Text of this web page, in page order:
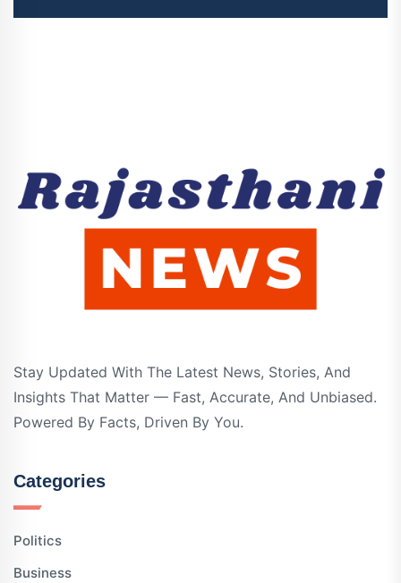
Stay Updated With The Latest News, Stories, And
Insights That Matter — Fast, Accurate, And Unbiased.
Powered By Facts, Driven By You.
Categories
Politics
Business